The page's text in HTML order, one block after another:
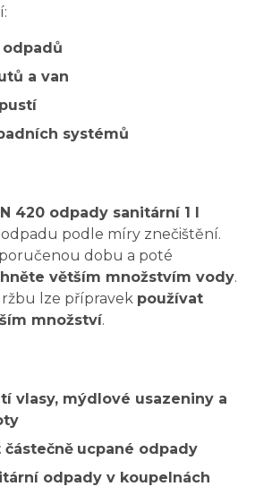
a van
systémů
420 odpady sanitární 1 l
podle míry znečištění.
dobu a poté
větším množstvím vody.
lze přípravek používat
množství.
vlasy, mýdlové usazeniny a
ucpané odpady
odpady v koupelnách